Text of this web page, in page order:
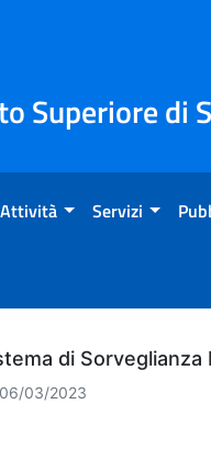
Superiore di
Attività Servizi
di
03/2023